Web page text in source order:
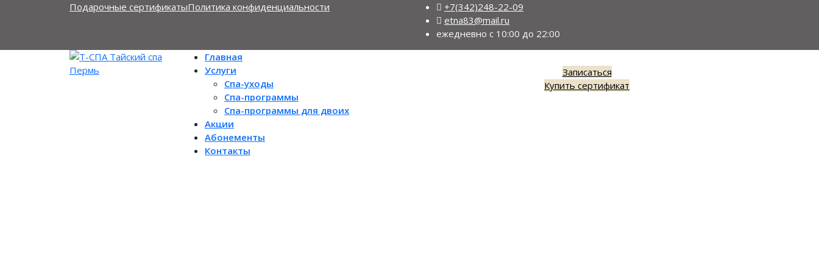
Подарочные сертификатыПолитика конфиденциальности
+7(342)248-22-09
etna83@mail.ru
ежедневно с 10:00 до 22:00
Главная
Услуги
Спа-уходы
Спа-программы
Спа-программы для двоих
Акции
Абонементы
Контакты
Записаться
Купить сертификат